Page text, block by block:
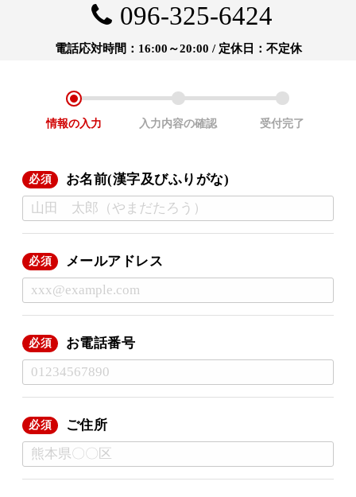
096-325-6424
電話応対時間：16:00～20:00 / 定休日：不定休
情報の 入力 入力内容の確認 受付完了
必須 お名前(漢字及びふりがな)
必須 メールアドレス
必須 お電話番号
必須 ご住所